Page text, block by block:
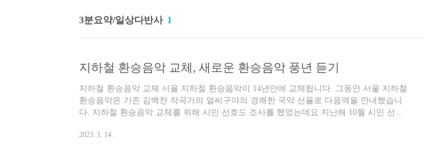
3분요약/일상다반사 1
지하철 환승음악 교체, 새로운 환승음악 풍년 듣기
지하철 환승음악 교체 서울 지하철 환승음악이 14년만에 교체됩니다. 그동안 서울 지하철
환승음악은 기존 김백찬 작곡가의 얼씨구야의 경쾌한 국악 선율로 다음역을 안내했습니
다. 지하철 환승음악 교체를 위해 시민 선호도 조사를 했었는데요 지난해 10월 시민 선호
노선에 순차적으로 도입될 예정입니다. 지하철 환승음악 디지털 음반 풍년 디지털음반 풍
2023. 1. 14.